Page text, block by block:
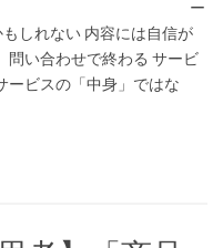
ー
しれない 内容には自信が
問い合わせで終わる サービ
ービスの「中身」ではな